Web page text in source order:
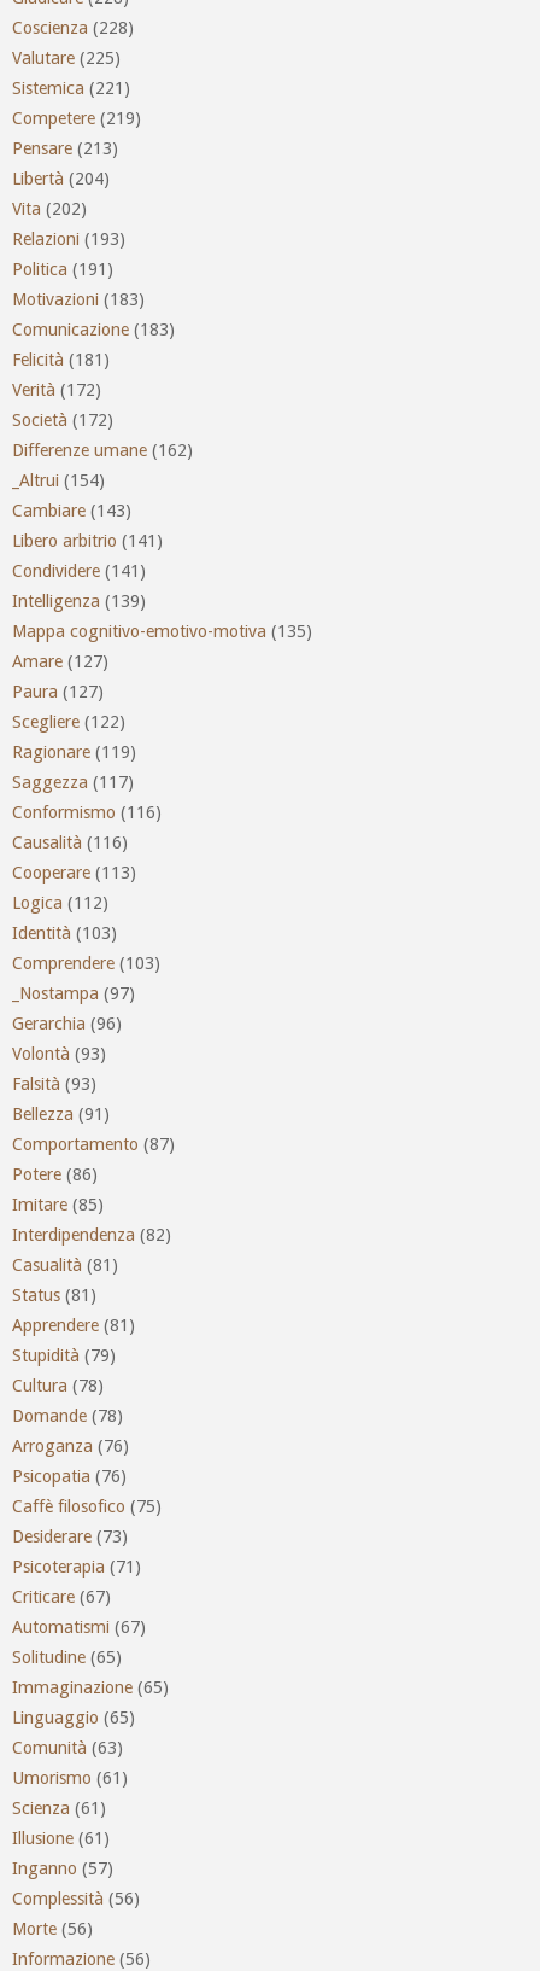
Coscienza (228)
Valutare (225)
Sistemica (221)
Competere (219)
Pensare (213)
Libertà (204)
Vita (202)
Relazioni (193)
Politica (191)
Motivazioni (183)
Comunicazione (183)
Felicità (181)
Verità (172)
Società (172)
Differenze umane (162)
_Altrui (154)
Cambiare (143)
Libero arbitrio (141)
Condividere (141)
Intelligenza (139)
Mappa cognitivo-emotivo-motiva (135)
Amare (127)
Paura (127)
Scegliere (122)
Ragionare (119)
Saggezza (117)
Conformismo (116)
Causalità (116)
Cooperare (113)
Logica (112)
Identità (103)
Comprendere (103)
_Nostampa (97)
Gerarchia (96)
Volontà (93)
Falsità (93)
Bellezza (91)
Comportamento (87)
Potere (86)
Imitare (85)
Interdipendenza (82)
Casualità (81)
Status (81)
Apprendere (81)
Stupidità (79)
Cultura (78)
Domande (78)
Arroganza (76)
Psicopatia (76)
Caffè filosofico (75)
Desiderare (73)
Psicoterapia (71)
Criticare (67)
Automatismi (67)
Solitudine (65)
Immaginazione (65)
Linguaggio (65)
Comunità (63)
Umorismo (61)
Scienza (61)
Illusione (61)
Inganno (57)
Complessità (56)
Morte (56)
Informazione (56)